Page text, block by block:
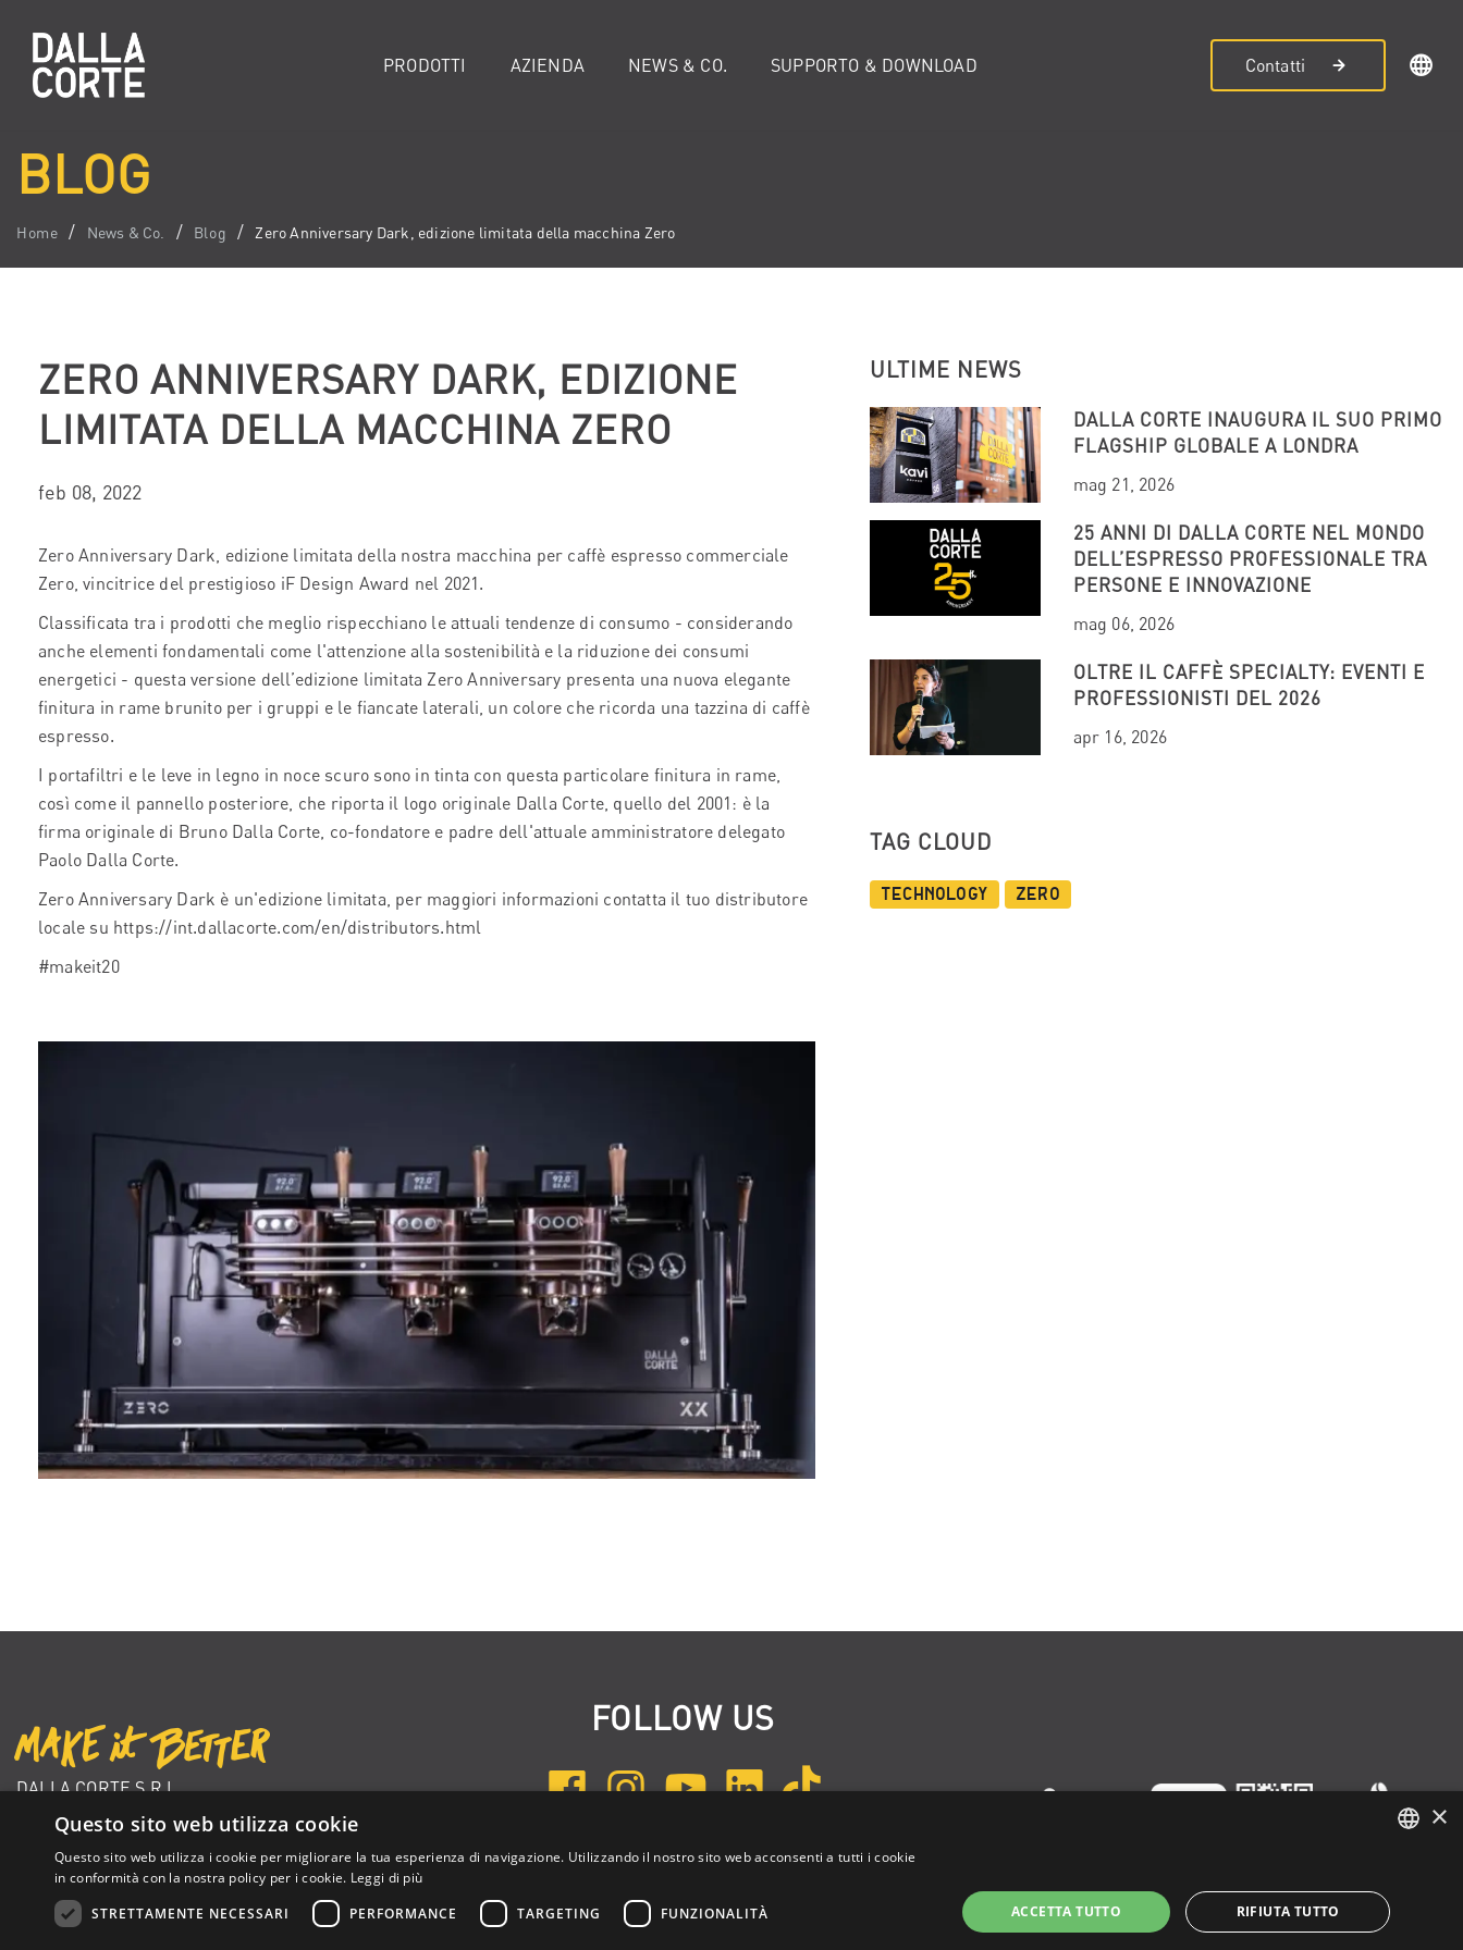
PRODOTTI AZIENDA NEWS & CO. SUPPORTO & DOWNLOAD Contatti
BLOG
Home News & Co. Blog Zero Anniversary Dark, edizione limitata della macchina Zero
ZERO ANNIVERSARY DARK, EDIZIONE
LIMITATA DELLA MACCHINA ZERO
feb 08, 2022
Zero Anniversary Dark, edizione limitata della nostra macchina per caffè espresso commerciale
Zero, vincitrice del prestigioso iF Design Award nel 2021.
Classificata tra i prodotti che meglio rispecchiano le attuali tendenze di consumo - considerando
anche elementi fondamentali come l'attenzione alla sostenibilità e la riduzione dei consumi
energetici - questa versione dell’edizione limitata Zero Anniversary presenta una nuova elegante
finitura in rame brunito per i gruppi e le fiancate laterali, un colore che ricorda una tazzina di caffè
espresso.
I portafiltri e le leve in legno in noce scuro sono in tinta con questa particolare finitura in rame,
così come il pannello posteriore, che riporta il logo originale Dalla Corte, quello del 2001: è la
firma originale di Bruno Dalla Corte, co-fondatore e padre dell'attuale amministratore delegato
Paolo Dalla Corte.
Zero Anniversary Dark è un'edizione limitata, per maggiori informazioni contatta il tuo distributore
locale su https://int.dallacorte.com/en/distributors.html
#makeit20
ULTIME NEWS
DALLA CORTE INAUGURA IL SUO PRIMO
FLAGSHIP GLOBALE A LONDRA
mag 21, 2026
25 ANNI DI DALLA CORTE NEL MONDO
DELL’ESPRESSO PROFESSIONALE TRA
PERSONE E INNOVAZIONE
mag 06, 2026
OLTRE IL CAFFÈ SPECIALTY: EVENTI E
PROFESSIONISTI DEL 2026
apr 16, 2026
TAG CLOUD
Technology Zero
DALLA CORTE S.R.L.
VIA ZAMBELETTI 10
+39 02 366 92 204
info@dallacorte.com
FOLLOW US
ITALIAN
×
Questo sito web utilizza cookie
Questo sito web utilizza i cookie per migliorare la tua esperienza di navigazione. Utilizzando il nostro sito web acconsenti a tutti i cookie
in conformità con la nostra policy per i cookie. Leggi di più
STRETTAMENTE NECESSARI
PERFORMANCE TARGETING FUNZIONALITÀ ACCETTA TUTTO RIFIUTA TUTTO